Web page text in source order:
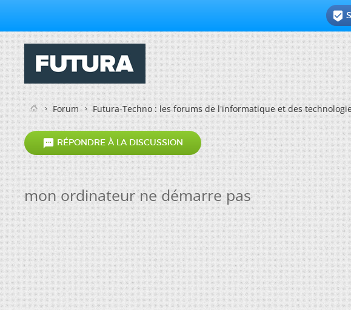

Forum Futura-Techno : les forums de l'informatique et des
 RÉPONDRE À LA DISCUSSION
mon ordinateur ne démarre pas